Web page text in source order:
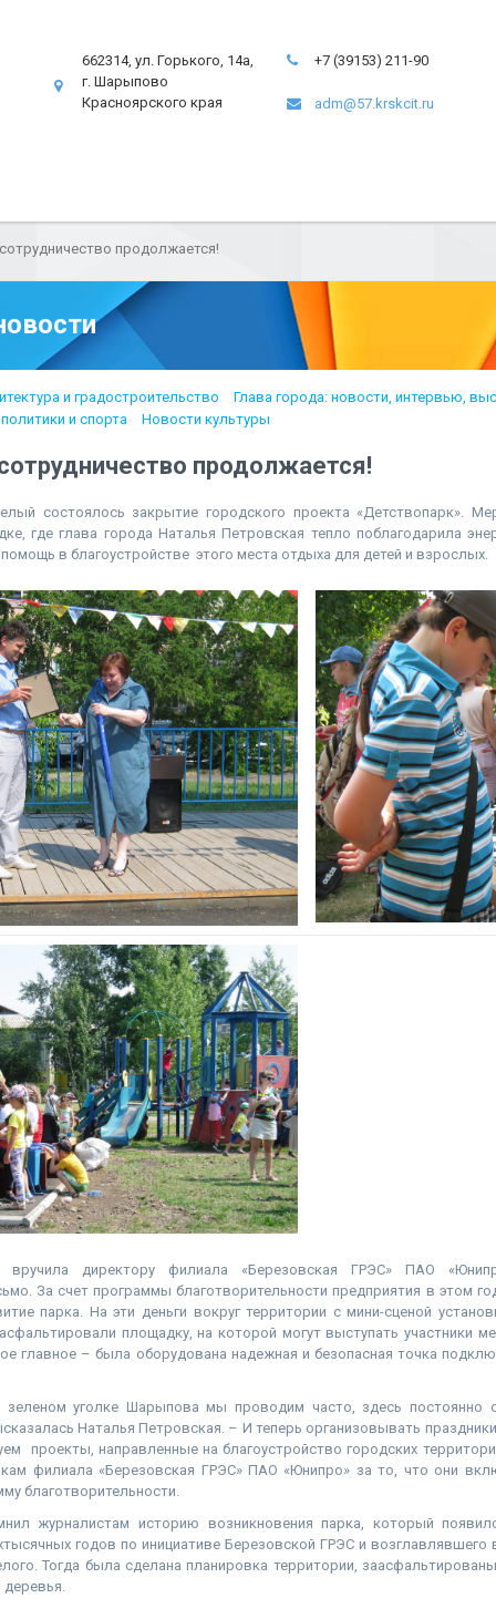
662314, ул. Горького, 14а,
г. Шарыпово
Красноярского края
+7 (39153) 211-90
adm@57.krskcit.ru
продолжается!
и градостроительство
Глава города: новости, интервью,
и спорта
Новости культуры
продолжается!
состоялось закрытие городского проекта «Детствопарк».
где глава города Наталья Петровская тепло поблагодарила
в благоустройстве этого места отдыха для детей и взрослых.
вручила директору филиала «Березовская ГРЭС» ПАО
За счет программы благотворительности предприятия в этом
парка. На эти деньги вокруг территории с мини-сценой
площадку, на которой могут выступать участники
главное – была оборудована надежная и безопасная точка
уголке Шарыпова мы проводим часто, здесь постоянно
Наталья Петровская. – И теперь организовывать
проекты, направленные на благоустройство городских
филиала «Березовская ГРЭС» ПАО «Юнипро» за то, что они
благотворительности.
журналистам историю возникновения парка, который
годов по инициативе Березовской ГРЭС и возглавлявшего
Тогда была сделана планировка территории,